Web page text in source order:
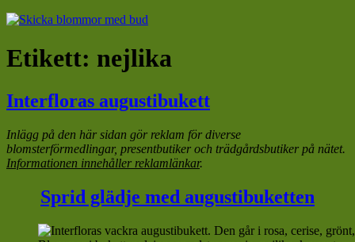
Etikett: nejlika
Interfloras augustibukett
Inlägg på den här sidan gör reklam för diverse
blomsterförmedlingar, presentbutiker och trädgårdsbutiker på nätet.
Informationen innehåller reklamlänkar.
Sprid glädje med augustibuketten